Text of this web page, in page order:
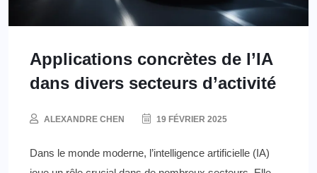
Applications concrètes de l’IA
dans divers secteurs d’activité
ALEXANDRE CHEN 19 FÉVRIER 2025
Dans le monde moderne, l’intelligence artificielle (IA)